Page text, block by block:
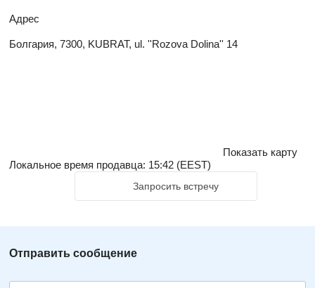
Адрес
Болгария, 7300, KUBRAT, ul. ''Rozova Dolina'' 14
Показать карту
Локальное время продавца: 15:42 (EEST)
Запросить встречу
Отправить сообщение